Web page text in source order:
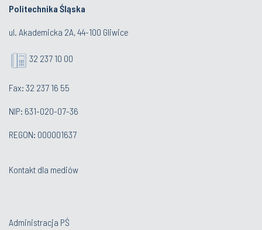
Politechnika Śląska
ul. Akademicka 2A, 44-100 Gliwice
32 237 10 00
Fax: 32 237 16 55
NIP: 631-020-07-36
REGON: 000001637
Kontakt dla mediów
Administracja PŚ